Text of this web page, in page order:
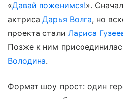
«Давай поженимся!».
актрисаДарья Волга, но
проекта стали Лариса
Позже к ним
Володина.
Формат шоу прост: один